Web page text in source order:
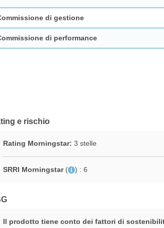
di gestione
di performance
e rischio
Rating Morningstar: 3 stelle
SRRI Morningstar ( ) : 6
Il prodotto tiene conto dei fattori di